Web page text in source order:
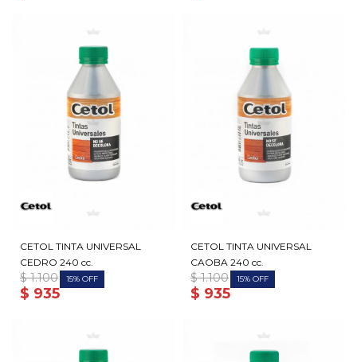
CETOL TINTA UNIVERSAL
CEDRO 240 cc.
$ 935
$ 1.100 15
CETOL TINTA UNIVERSAL
CAOBA 240 cc.
$ 935
$ 1.100 15